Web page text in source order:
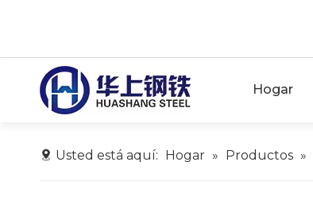
Hogar
Usted está aquí: Hogar » Productos »